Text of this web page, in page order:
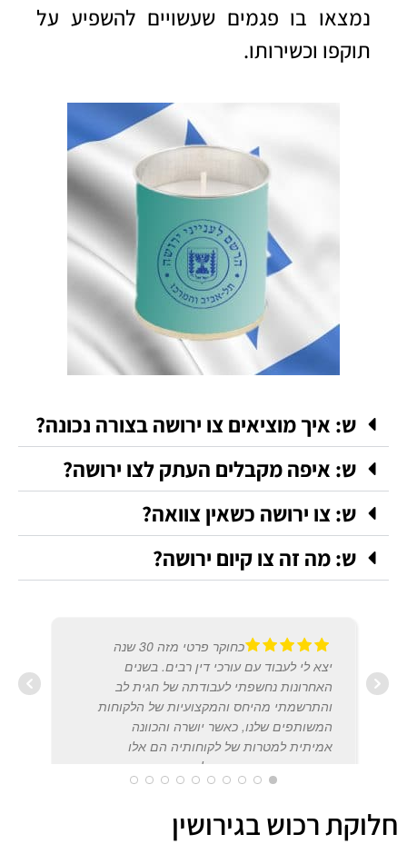
נמצאו בו פגמים שעשויים להשפיע על
תוקפו וכשירותו.
ש: איך מוציאים צו ירושה בצורה נכונה?
ש: איפה מקבלים העתק לצו ירושה?
ש: צו ירושה כשאין צוואה?
ש: מה זה צו קיום ירושה?
כחוקר פרטי מזה 30 שנה
יצא לי לעבוד עם עורכי דין רבים. בשנים
האחרונות נחשפתי לעבודתה של חגית לב
והתרשמתי מהיחס והמקצועיות של הלקוחות
המשותפים שלנו, כאשר יושרה והכוונה
אמיתית למטרות של לקוחותיה הם אלו
שמניעים אותה. תודה על מה שאת עושה.
חלוקת רכוש בגירושין